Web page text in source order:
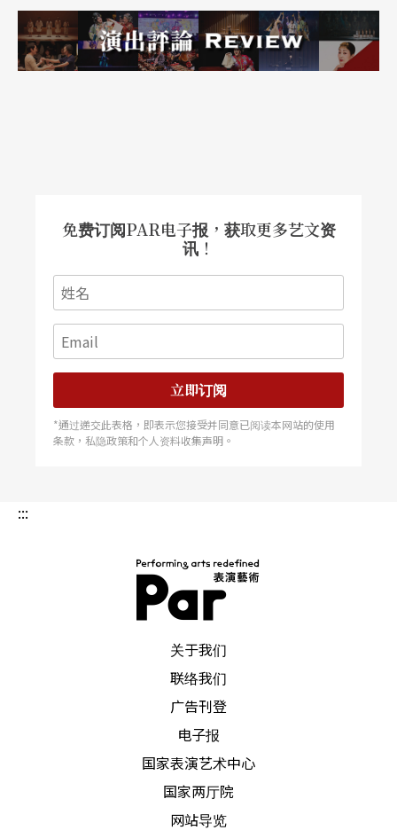
严肃（艺术）音乐著眼于对生命与社会的反思，流
「泥土化」的执行： 除了把中小型表演团队
往偏远地区送，兑现「文化公民权」政策之
外，也应加上另一个新解，不妨在我们走进去
的同时，思考如何让偏远地区走出来，把他们
带进音乐厅，进而让参与及观赏表演艺术成为
全民的共识。也就是说，如何激起地方的认
同，让他们的原生艺术能够经过转化与放大，
在地人脉认同并动员走入音乐厅，进而将音乐
「国际化」的执行政策：
透过表演艺术在海外的曝光，将有助于提升台
湾的能见度，进行软性外交，突破艰难的外交
处境，加码音乐人才库，对重点人才进行国内
外培训、上大师班、参赛的补助，将是迫切
的。台湾需要下一个林昭亮、下一个胡乃元，
假如我们能够有像当初深圳市政府与中国文化
部对李云迪所作的全面支援，台湾不是没有机
免费订阅PAR电子报，获取更多艺文资
讯！
立即订阅
*通过递交此表格，即表示您接受并同意已阅读本网站的使用
条款，私隐政策和个人资料收集声明。
:::
关于我们
联络我们
广告刊登
电子报
国家表演艺术中心
国家两厅院
网站导览